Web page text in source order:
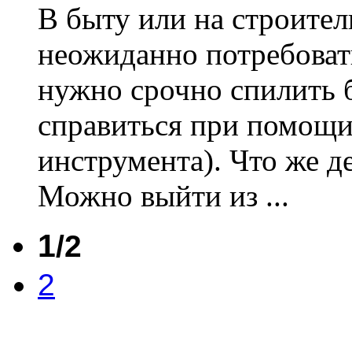
В быту или на
неожиданно
нужно срочно спилить
справиться при
инструмента). Что же
Можно выйти из ...
1/2
2